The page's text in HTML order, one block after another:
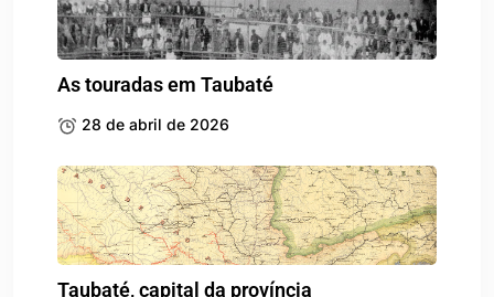
As touradas em Taubaté
28 de abril de 2026
Taubaté, capital da província